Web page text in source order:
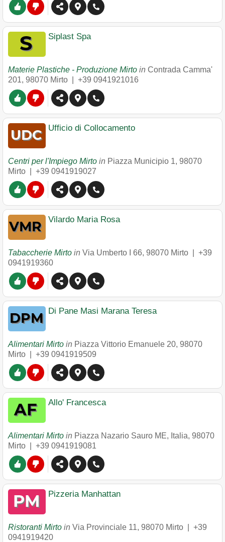
Siplast Spa
Materie Plastiche - Produzione Mirto in Contrada Camma'
201, 98070 Mirto +39 0941921016
Ufficio di Collocamento
Centri per l'Impiego Mirto in Piazza Municipio 1, 98070
Mirto
+39 0941919027
Vilardo Maria Rosa
Tabaccherie Mirto in Via Umberto I 66, 98070 Mirto
+39
0941919360
Di Pane Masi Marana Teresa
Alimentari Mirto in Piazza Vittorio Emanuele 20, 98070
Mirto
+39 0941919509
Allo' Francesca
Alimentari Mirto in Piazza Nazario Sauro ME, Italia, 98070
Mirto
+39 0941919081
Pizzeria Manhattan
Ristoranti Mirto in Via Provinciale 11, 98070 Mirto
+39
0941919420